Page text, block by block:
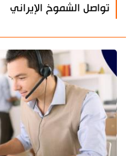
تواصل الشموخ الإيراني